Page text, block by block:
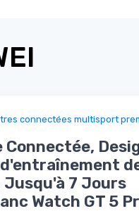
connectées multisport
Jusqu'à 7 Jours
Watch GT 5